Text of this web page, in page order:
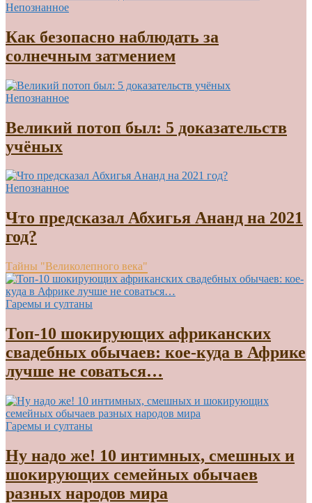
Непознанное
Как безопасно наблюдать за
солнечным затмением
Непознанное
Великий потоп был: 5 доказательств
учёных
Непознанное
Что предсказал Абхигья Ананд на 2021
год?
Тайны "Великолепного века"
Гаремы и султаны
Топ-10 шокирующих африканских
свадебных обычаев: кое-куда в Африке
лучше не соваться…
Гаремы и султаны
Ну надо же! 10 интимных, смешных и
шокирующих семейных обычаев
разных народов мира